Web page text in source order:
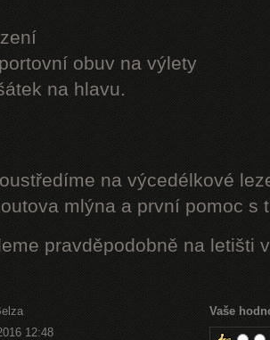
obuv na výlety
na hlavu.
na výcedélkové
mlýna a první pomoc s
pravděpodobně na letišti
12:48
Vaše